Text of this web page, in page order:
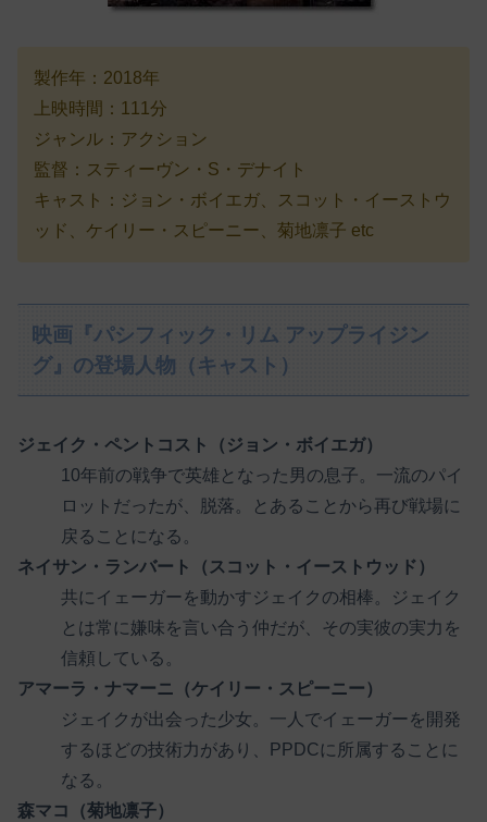
製作年：2018年
上映時間：111分
ジャンル：アクション
監督：スティーヴン・S・デナイト
キャスト：ジョン・ボイエガ、スコット・イーストウ
ッド、ケイリー・スピーニー、菊地凛子 etc
映画『パシフィック・リム アップライジン
グ』の登場人物（キャスト）
ジェイク・ペントコスト（ジョン・ボイエガ）
10年前の戦争で英雄となった男の息子。一流のパイ
ロットだったが、脱落。とあることから再び戦場に
戻ることになる。
ネイサン・ランバート（スコット・イーストウッド）
共にイェーガーを動かすジェイクの相棒。ジェイク
とは常に嫌味を言い合う仲だが、その実彼の実力を
信頼している。
アマーラ・ナマーニ（ケイリー・スピーニー）
ジェイクが出会った少女。一人でイェーガーを開発
するほどの技術力があり、PPDCに所属することに
なる。
森マコ（菊地凛子）